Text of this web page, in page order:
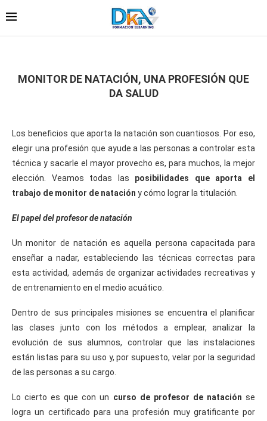
MONITOR DE NATACIÓN, UNA PROFESIÓN QUE
DA SALUD
Los beneficios que aporta la natación son cuantiosos. Por eso,
elegir una profesión que ayude a las personas a controlar esta
técnica y sacarle el mayor provecho es, para muchos, la mejor
elección. Veamos todas las posibilidades que aporta el
trabajo de monitor de natación y cómo lograr la titulación.
El papel del profesor de natación
Un monitor de natación es aquella persona capacitada para
enseñar a nadar, estableciendo las técnicas correctas para
esta actividad, además de organizar actividades recreativas y
de entrenamiento en el medio acuático.
Dentro de sus principales misiones se encuentra el planificar
las clases junto con los métodos a emplear, analizar la
evolución de sus alumnos, controlar que las instalaciones
están listas para su uso y, por supuesto, velar por la seguridad
de las personas a su cargo.
Lo cierto es que con un curso de profesor de natación se
logra un certificado para una profesión muy gratificante por